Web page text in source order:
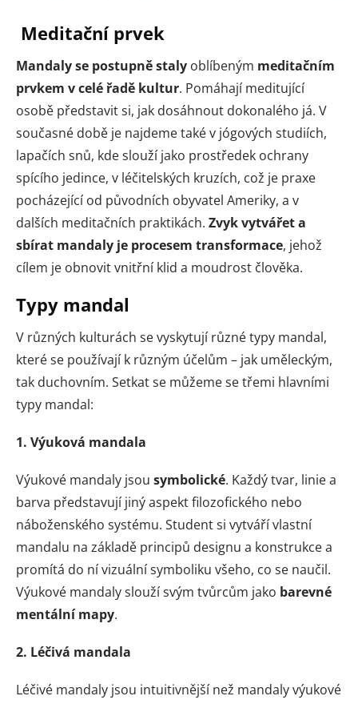
Meditační prvek
Mandaly se postupně staly oblíbeným meditačním
prvkem v celé řadě kultur. Pomáhají meditující
osobě představit si, jak dosáhnout dokonalého já. V
současné době je najdeme také v jógových studiích,
lapačích snů, kde slouží jako prostředek ochrany
spícího jedince, v léčitelských kruzích, což je praxe
pocházející od původních obyvatel Ameriky, a v
dalších meditačních praktikách. Zvyk vytvářet a
sbírat mandaly je procesem transformace, jehož
cílem je obnovit vnitřní klid a moudrost člověka.
Typy mandal
V různých kulturách se vyskytují různé typy mandal,
které se používají k různým účelům – jak uměleckým,
tak duchovním. Setkat se můžeme se třemi hlavními
typy mandal:
1. Výuková mandala
Výukové mandaly jsou symbolické. Každý tvar, linie a
barva představují jiný aspekt filozofického nebo
náboženského systému. Student si vytváří vlastní
mandalu na základě principů designu a konstrukce a
promítá do ní vizuální symboliku všeho, co se naučil.
Výukové mandaly slouží svým tvůrcům jako barevné
mentální mapy.
2. Léčivá mandala
Léčivé mandaly jsou intuitivnější než mandaly výukové